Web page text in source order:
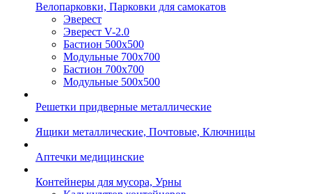
Велопарковки, Парковки для самокатов
Эверест
Эверест V-2.0
Бастион 500х500
Модульные 700х700
Бастион 700х700
Модульные 500х500
Решетки придверные металлические
Ящики металлические, Почтовые, Ключницы
Аптечки медицинские
Контейнеры для мусора, Урны